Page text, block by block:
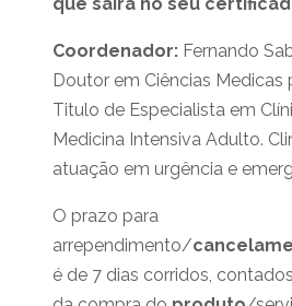
Coordenador: Fernando
Doutor em Ciências Medicas
Titulo de Especialista em
Medicina Intensiva Adulto.
atuação em urgência e
O prazo para
arrependimento/
é de 7 dias corridos,